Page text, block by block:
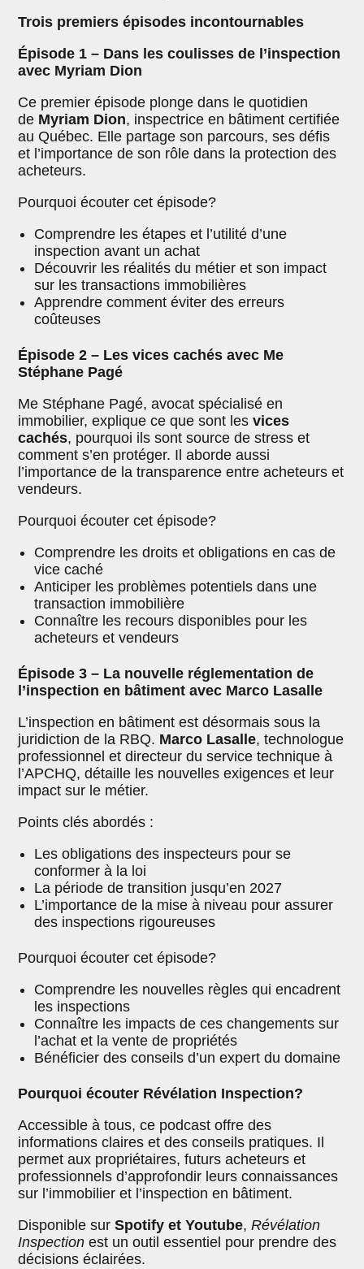
Trois premiers épisodes incontournables
Épisode 1 – Dans les coulisses de l’inspection
avec Myriam Dion
Ce premier épisode plonge dans le quotidien
de Myriam Dion, inspectrice en bâtiment certifiée
au Québec. Elle partage son parcours, ses défis
et l’importance de son rôle dans la protection des
acheteurs.
Pourquoi écouter cet épisode?
Comprendre les étapes et l’utilité d’une
inspection avant un achat
Découvrir les réalités du métier et son impact
sur les transactions immobilières
Apprendre comment éviter des erreurs
coûteuses
Épisode 2 – Les vices cachés avec Me
Stéphane Pagé
Me Stéphane Pagé, avocat spécialisé en
immobilier, explique ce que sont lesvices
cachés, pourquoi ils sont source de stress et
comment s’en protéger. Il aborde aussi
l’importance de la transparence entre acheteurs et
vendeurs.
Pourquoi écouter cet épisode?
Comprendre les droits et obligations en cas de
vice caché
Anticiper les problèmes potentiels dans une
transaction immobilière
Connaître les recours disponibles pour les
acheteurs et vendeurs
Épisode 3 – La nouvelle réglementation de
l’inspection en bâtiment avec Marco Lasalle
L’inspection en bâtiment est désormais sous la
juridiction de la RBQ. Marco Lasalle, technologue
professionnel et directeur du service technique à
l’APCHQ, détaille les nouvelles exigences et leur
impact sur le métier.
Points clés abordés :
Les obligations des inspecteurs pour se
conformer à la loi
La période de transition jusqu’en 2027
L’importance de la mise à niveau pour assurer
des inspections rigoureuses
Pourquoi écouter cet épisode?
Comprendre les nouvelles règles qui encadrent
les inspections
Connaître les impacts de ces changements sur
l’achat et la vente de propriétés
Bénéficier des conseils d’un expert du domaine
Pourquoi écouter Révélation Inspection?
Accessible à tous, ce podcast offre des
informations claires et des conseils pratiques. Il
permet aux propriétaires, futurs acheteurs et
professionnels d’approfondir leurs connaissances
sur l’immobilier et l’inspection en bâtiment.
Disponible surSpotify et Youtube,Révélation
Inspection est un outil essentiel pour prendre des
décisions éclairées.